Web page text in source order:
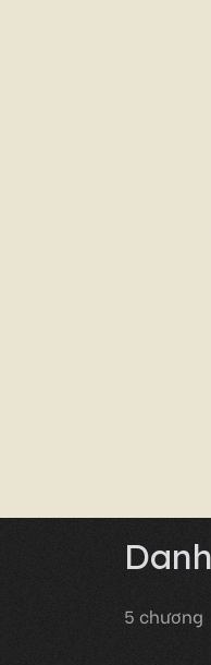
5 chương